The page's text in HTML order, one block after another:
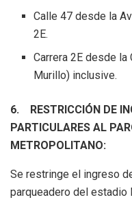
Calle 47 desde la
2E.
Carrera 2E desde
Murillo) inclusive.
6. RESTRICCIÓN DE
PARTICULARES AL
METROPOLITANO:
Se restringe el ingreso
parqueadero del